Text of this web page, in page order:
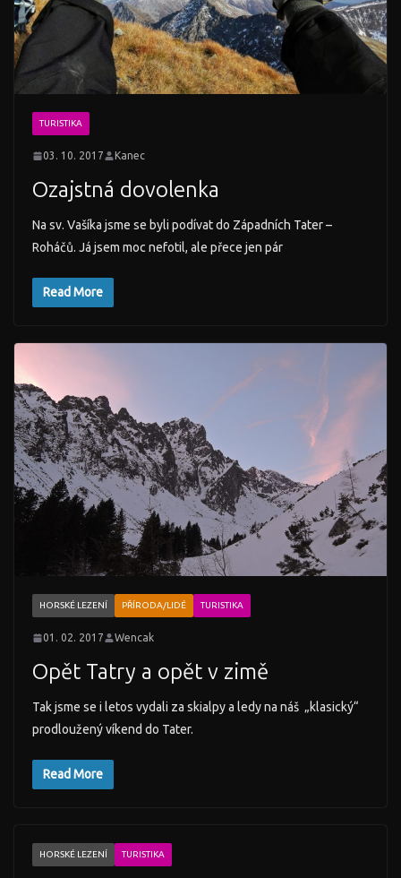
TURISTIKA
03. 10. 2017 Kanec
Ozajstná dovolenka
Na sv. Vašíka jsme se byli podívat do Západních Tater –
Roháčů. Já jsem moc nefotil, ale přece jen pár
Read More
HORSKÉ LEZENÍ PŘÍRODA/LIDÉ TURISTIKA
01. 02. 2017 Wencak
Opět Tatry a opět v zimě
Tak jsme se i letos vydali za skialpy a ledy na náš „klasický“
prodloužený víkend do Tater.
Read More
HORSKÉ LEZENÍ TURISTIKA